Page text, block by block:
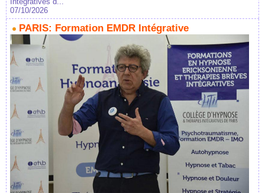
07/10/2026
PARIS: Formation EMDR Intégrative